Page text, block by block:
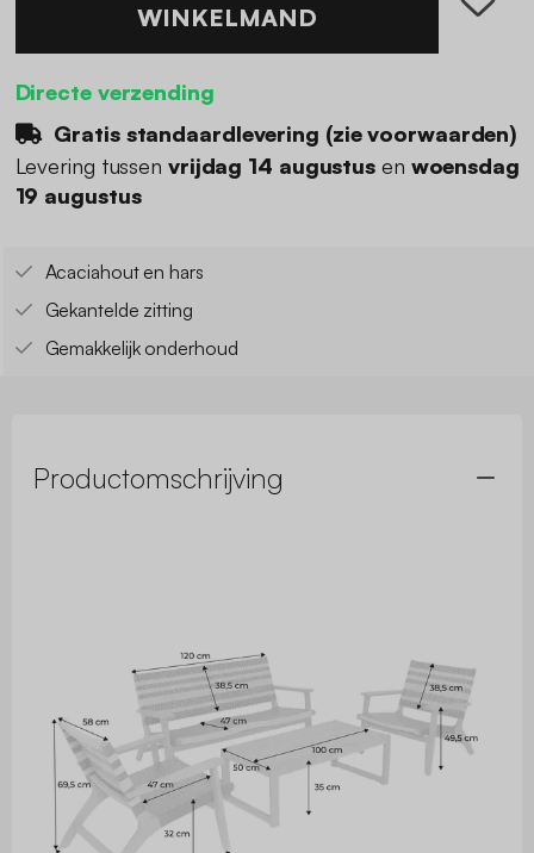
WINKELMAND
Directe verzending
Gratis standaardlevering (zie voorwaarden)
Levering tussen vrijdag 14 augustus en woensdag
19 augustus
Acaciahout en hars
Gekantelde zitting
Gemakkelijk onderhoud
Productomschrijving